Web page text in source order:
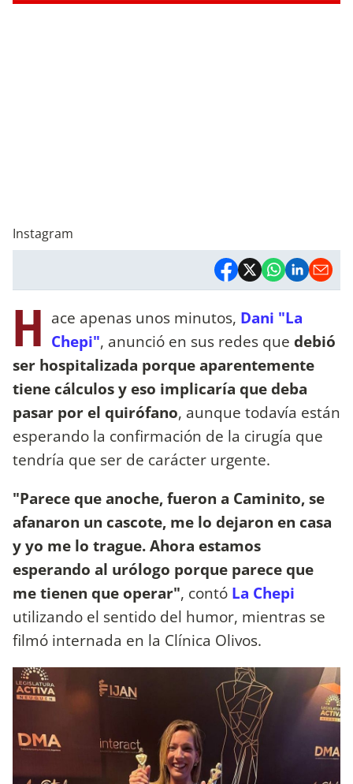
Instagram
H ace apenas unos minutos, Dani "La
Chepi", anunció en sus redes que debió
ser hospitalizada porque aparentemente
tiene cálculos y eso implicaría que deba
pasar por el quirófano, aunque todavía están
esperando la confirmación de la cirugía que
tendría que ser de carácter urgente.
"Parece que anoche, fueron a Caminito, se
afanaron un cascote, me lo dejaron en casa
y yo me lo trague. Ahora estamos
esperando al urólogo porque parece que
me tienen que operar", contó La Chepi
utilizando el sentido del humor, mientras se
filmó internada en la Clínica Olivos.